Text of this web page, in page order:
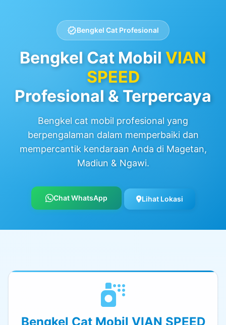
verifiedBengkel Cat Profesional
Bengkel Cat Mobil VIAN
SPEED
Profesional & Terpercaya
Bengkel cat mobil profesional yang
berpengalaman dalam memperbaiki dan
mempercantik kendaraan Anda di Magetan,
Madiun & Ngawi.
Chat WhatsApp Lihat Lokasi
Bengkel Cat Mobil VIAN SPEED